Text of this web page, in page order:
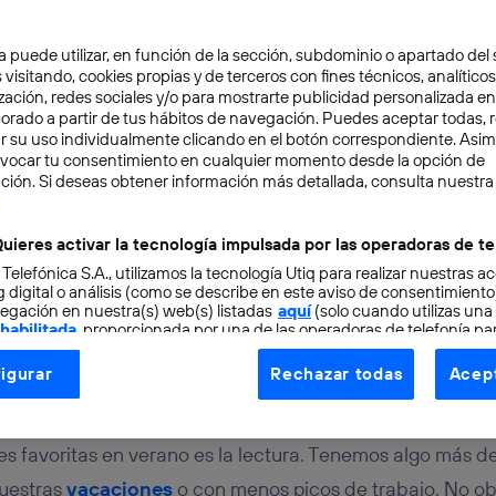
4 min
de los libros:
para lectores
favoritas en verano es la lectura. Tenemos algo más
vacacioneso con menos picos de trabajo. No
puede utilizar, en función de la sección, subdominio o apartado del
visitando, cookies propias y de terceros con fines técnicos,
redes sociales y/o para mostrarte publicidad personalizada
a partir de tus hábitos de navegación. Puedes aceptar todas,
su uso individualmente clicando en el botón correspondiente.
tu consentimiento en cualquier momento desde la opción de
Si deseas obtener información más detallada, consulta nuestra
activar la tecnología impulsada por las operadoras de
S.A., utilizamos la tecnología Utiq para realizar nuestras
digital o análisis (como se describe en este aviso de
en nuestra(s) web(s) listadas aquí(solo cuando utilizas una
, proporcionada por una de las operadoras de telefonía
consentimiento en cada página web).
Utiq está diseñada con la privacidad como prioridad
tu dirección IP y otra información de la cuenta de cliente de
a la conexión que utilizas (p. ej., número de teléfono móvil).
Rechazar todas